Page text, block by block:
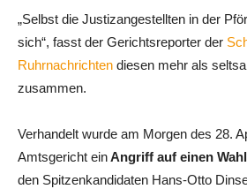
„Selbst die Justizangestellten in der
sich“, fasst der Gerichtsreporter der
Ruhrnachrichten diesen mehr als
zusammen.
Verhandelt wurde am Morgen des 28.
Amtsgericht einAngriff auf einen
den Spitzenkandidaten Hans-Otto